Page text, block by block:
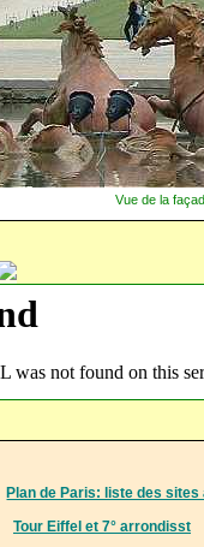
Vue de la
Plan de Paris: liste des
Tour Eiffel et 7° arrondisst